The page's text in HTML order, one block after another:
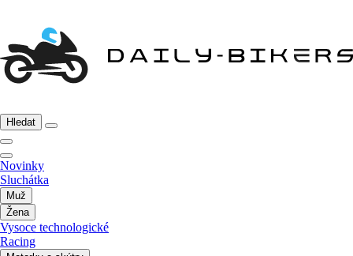
Hledat
Novinky
Sluchátka
Muž
Žena
Vysoce technologické
Racing